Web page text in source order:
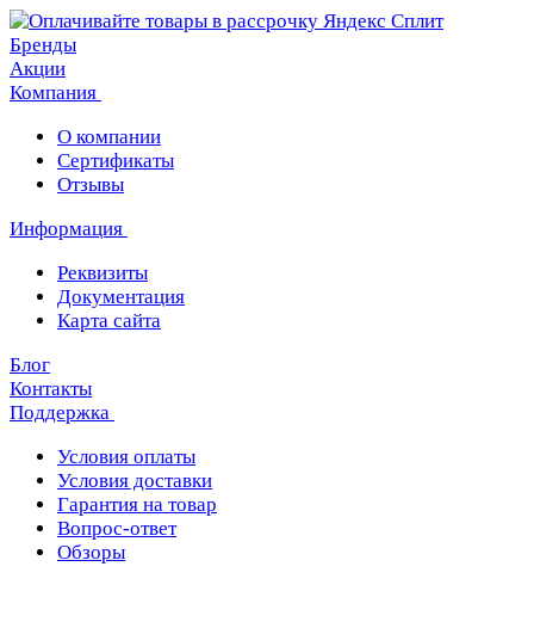
Бренды
Акции
Компания
О компании
Сертификаты
Отзывы
Информация
Реквизиты
Документация
Карта сайта
Блог
Контакты
Поддержка
Условия оплаты
Условия доставки
Гарантия на товар
Вопрос-ответ
Обзоры